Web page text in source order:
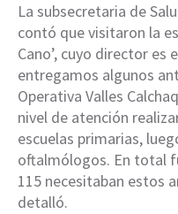
La subsecretaria de
contó que visitaron la
Cano’, cuyo director es
entregamos algunos
Operativa Valles
nivel de atención
escuelas primarias,
oftalmólogos. En total
115 necesitaban estos
detalló.